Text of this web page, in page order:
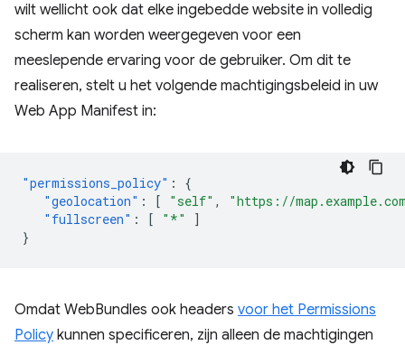
wilt wellicht ook dat elke ingebedde website in volledig
scherm kan worden weergegeven voor een
meeslepende ervaring voor de gebruiker. Om dit te
realiseren, stelt u het volgende machtigingsbeleid in uw
Web App Manifest in:
"permissions_policy" :
{
"geolocation" : [ "self" ,
"https://
"fullscreen" : [ "*"
]
}
Omdat WebBundles ook headers voor het Permissions
Policy kunnen specificeren, zijn alleen de machtigingen